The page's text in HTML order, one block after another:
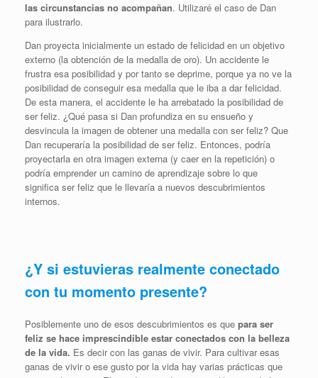
las circunstancias no acompañan. Utilizaré el caso de Dan
para ilustrarlo.
Dan proyecta inicialmente un estado de felicidad en un objetivo
externo (la obtención de la medalla de oro). Un accidente le
frustra esa posibilidad y por tanto se deprime, porque ya no ve la
posibilidad de conseguir esa medalla que le iba a dar felicidad.
De esta manera, el accidente le ha arrebatado la posibilidad de
ser feliz. ¿Qué pasa si Dan profundiza en su ensueño y
desvincula la imagen de obtener una medalla con ser feliz? Que
Dan recuperaría la posibilidad de ser feliz. Entonces, podría
proyectarla en otra imagen externa (y caer en la repetición) o
podría emprender un camino de aprendizaje sobre lo que
significa ser feliz que le llevaría a nuevos descubrimientos
internos.
¿Y si estuvieras realmente conectado
con tu momento presente?
Posiblemente uno de esos descubrimientos es que para ser
feliz se hace imprescindible estar conectados con la belleza
de la vida. Es decir con las ganas de vivir. Para cultivar esas
ganas de vivir o ese gusto por la vida hay varias prácticas que